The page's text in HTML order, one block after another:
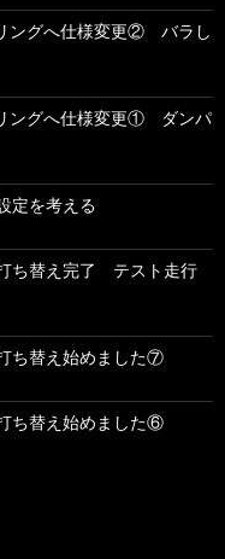
ングへ仕様変更② バラし
ングへ仕様変更① ダンパ
定を考える
ち替え完了 テスト走行
ち替え始めました⑦
ち替え始めました⑥